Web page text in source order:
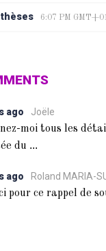
thèses 6:07 PM
ago
Joële
moi tous les
du ...
ago
Roland MARIA-
pour ce rappel de